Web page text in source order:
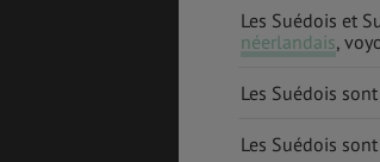
Les Suédois et
néerlandais,
Les Suédois
Les Suédois